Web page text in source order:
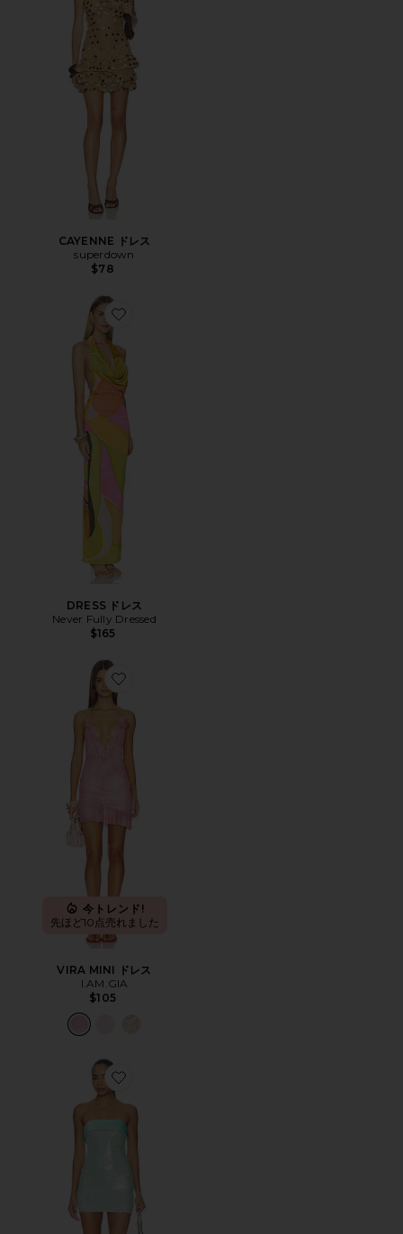
CAYENNE ドレス
superdown
$78
Favorite DRESS ドレス
DRESS ドレス
Never Fully Dressed
$165
Favorite VIRA MINI ドレス
今トレンド!
先ほど10点売れました
VIRA MINI ドレス
I.AM.GIA
$105
Favorite LILOUENN ドレス